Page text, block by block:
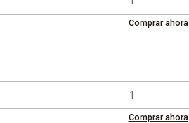
Comprar ahora
Comprar ahora